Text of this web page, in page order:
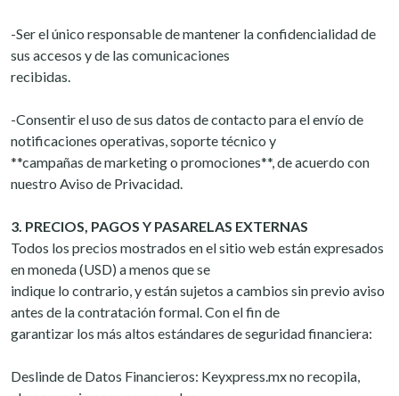
-Ser el único responsable de mantener la confidencialidad de
sus accesos y de las comunicaciones
recibidas.
-Consentir el uso de sus datos de contacto para el envío de
notificaciones operativas, soporte técnico y
**campañas de marketing o promociones**, de acuerdo con
nuestro Aviso de Privacidad.
3. PRECIOS, PAGOS Y PASARELAS EXTERNAS
Todos los precios mostrados en el sitio web están expresados
en moneda (USD) a menos que se
indique lo contrario, y están sujetos a cambios sin previo aviso
antes de la contratación formal. Con el fin de
garantizar los más altos estándares de seguridad financiera:
Deslinde de Datos Financieros: Keyxpress.mx no recopila,